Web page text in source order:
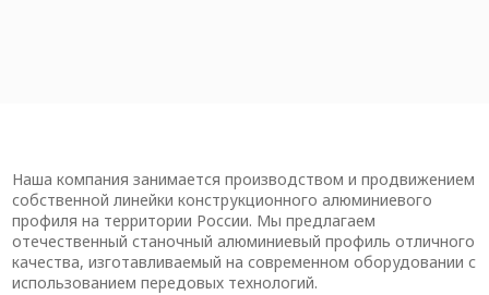
Наша компания занимается производством и продвижением
собственной линейки конструкционного алюминиевого
профиля на территории России. Мы предлагаем
отечественный станочный алюминиевый профиль отличного
качества, изготавливаемый на современном оборудовании с
использованием передовых технологий.